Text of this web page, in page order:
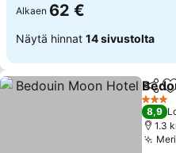
Alkaen 62 €
Näytä hinnat 14 sivustolta
Jaa
3
8,9
1.3